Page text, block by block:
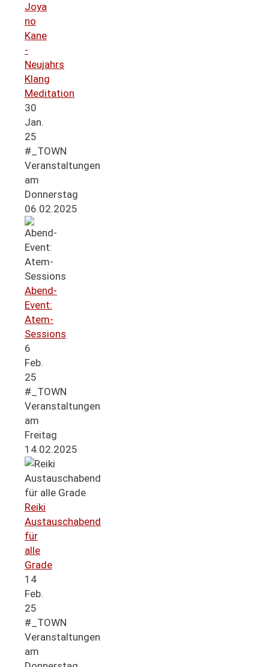
Joya
no
Kane
-
Neujahrs
Klang
Meditation
30
Jan.
25
#_TOWN
Veranstaltungen
am
Donnerstag
06.02.2025
Abend-
Event:
Atem-
Sessions
6
Feb.
25
#_TOWN
Veranstaltungen
am
Freitag
14.02.2025
Reiki
Austauschabend
für
alle
Grade
14
Feb.
25
#_TOWN
Veranstaltungen
am